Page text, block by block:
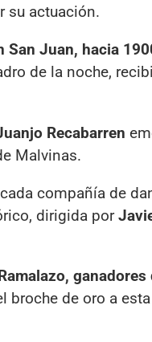
su actuación.
San Juan, hacia
de la noche,
Recabarren
Malvinas.
compañía de
dirigida por
broche de oro a